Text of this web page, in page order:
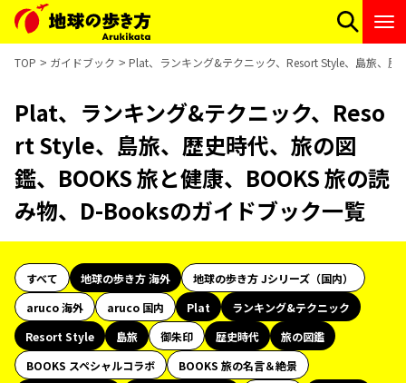
TOP ガイドブック Plat、ランキング&テクニック、Resort Style、島旅、歴
Plat、ランキング&テクニック、Reso
rt Style、島旅、歴史時代、旅の図
鑑、BOOKS 旅と健康、BOOKS 旅の読
み物、D-Booksのガイドブック一覧
すべて 地球の歩き方 海外
地球の歩き方 Jシリーズ（国内）
aruco 海外
aruco 国内 Plat
ランキング&テクニック
Resort Style
島旅 御朱印 歴史時代
旅の図鑑
BOOKS スペシャルコラボ
BOOKS 旅の名言＆絶景